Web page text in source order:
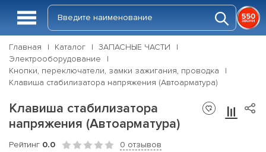
Главная Каталог
ЗАПАСНЫЕ ЧАСТИ
Электрооборудование
Кнопки, переключатели, замки зажигания, проводка
Клавиша стабилизатора напряжения (Автоарматура)
Клавиша стабилизатора
напряжения (Автоарматура)
Рейтинг 0.0 0 отзывов